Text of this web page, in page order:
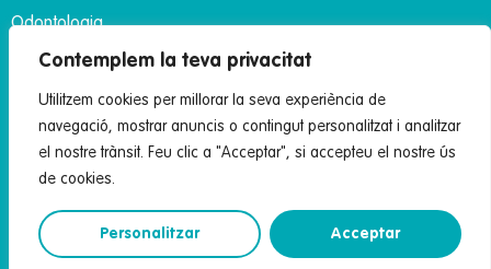
Contemplem la teva privacitat
Utilitzem cookies per millorar la seva experiència de
navegació, mostrar anuncis o contingut personalitzat i analitzar
el nostre trànsit. Feu clic a "Acceptar", si accepteu el nostre ús
de cookies.
Personalitzar Acceptar
Odontologia
Podologia
Atenció a la dona
Salut mental
Professionals